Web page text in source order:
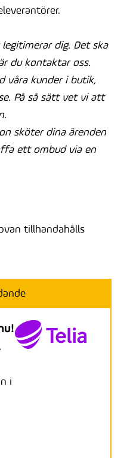
dig. Det ska
du kontaktar oss.
våra kunder i butik,
På så sätt vet vi att
sköter dina ärenden
ett ombud via en
tillhandahålls
i